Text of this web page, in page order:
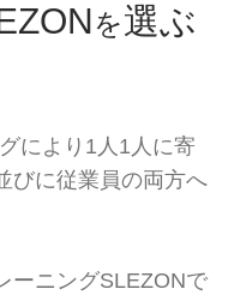
を選ぶ
により1人1人に寄
びに従業員の両方へ
ーニングSLEZONで